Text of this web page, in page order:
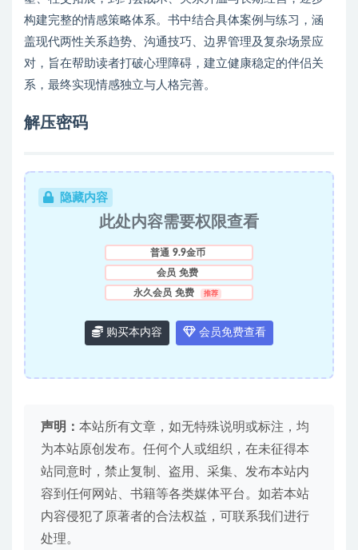
构建完整的情感策略体系。书中结合具体案例与练习，涵
盖现代两性关系趋势、沟通技巧、边界管理及复杂场景应
对，旨在帮助读者打破心理障碍，建立健康稳定的伴侣关
系，最终实现情感独立与人格完善。
解压密码
隐藏内容
此处内容需要权限查看
普通 9.9金币
会员 免费
永久会员 免费 推荐
购买本内容 会员免费查看
声明： 本站所有文章，如无特殊说明或标注，均
为本站原创发布。任何个人或组织，在未征得本
站同意时，禁止复制、盗用、采集、发布本站内
容到任何网站、书籍等各类媒体平台。如若本站
内容侵犯了原著者的合法权益，可联系我们进行
处理。